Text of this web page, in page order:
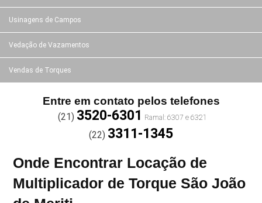
Usinagens de Campos
Vedação de Vazamentos
Vendas de Torques
Entre em contato pelos telefones
(21) 3520-6301
(22) 3311-1345
Onde Encontrar Locação de
Multiplicador de Torque São João